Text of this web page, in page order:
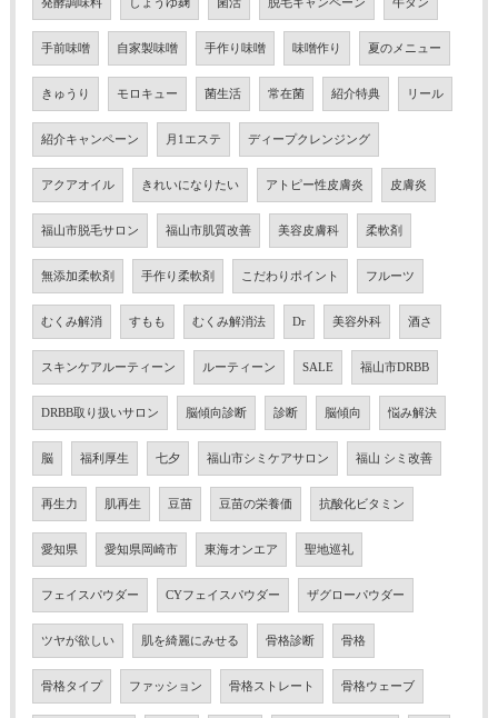
発酵調味料 しょうゆ麹 菌活 脱毛キャンペーン 牛タン
手前味噌 自家製味噌 手作り味噌 味噌作り 夏のメニュー
きゅうり モロキュー 菌生活 常在菌 紹介特典 リール
紹介キャンペーン 月1エステ ディープクレンジング
アクアオイル きれいになりたい アトピー性皮膚炎 皮膚炎
福山市脱毛サロン 福山市肌質改善 美容皮膚科 柔軟剤
無添加柔軟剤 手作り柔軟剤 こだわりポイント フルーツ
むくみ解消 すもも むくみ解消法 Dr 美容外科 酒さ
スキンケアルーティーン ルーティーン SALE 福山市DRBB
DRBB取り扱いサロン 脳傾向診断 診断 脳傾向 悩み解決
脳 福利厚生 七夕 福山市シミケアサロン 福山 シミ改善
再生力 肌再生 豆苗 豆苗の栄養価 抗酸化ビタミン
愛知県 愛知県岡崎市 東海オンエア 聖地巡礼
フェイスパウダー CYフェイスパウダー ザグローパウダー
ツヤが欲しい 肌を綺麗にみせる 骨格診断 骨格
骨格タイプ ファッション 骨格ストレート 骨格ウェーブ